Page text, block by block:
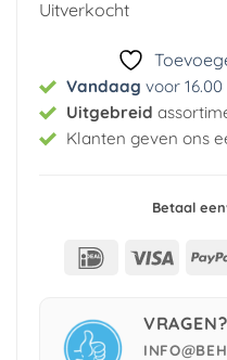
Uitverkocht
Vandaag voor
Uitgebreid
Klanten geven ons
Betaal
IDeal Visa
VRAGEN?